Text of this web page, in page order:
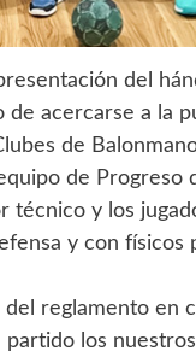
del
acercarse a la
de
de
y los
y con físicos
reglamento en
los